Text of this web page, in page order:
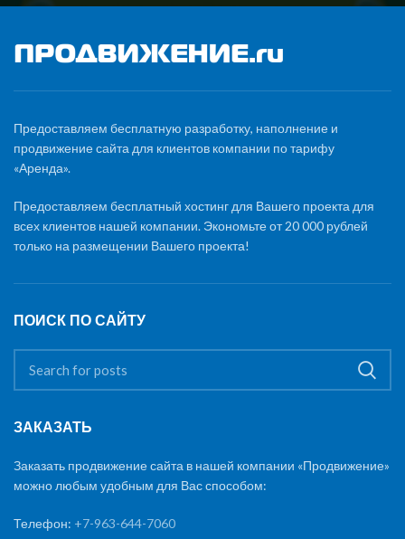
Предоставляем бесплатную разработку, наполнение и
продвижение сайта для клиентов компании по тарифу
«Аренда».
Предоставляем бесплатный хостинг для Вашего проекта для
всех клиентов нашей компании. Экономьте от 20 000 рублей
только на размещении Вашего проекта!
ПОИСК ПО САЙТУ
ЗАКАЗАТЬ
Заказать продвижение сайта в нашей компании «Продвижение»
можно любым удобным для Вас способом:
Телефон: +7-963-644-7060